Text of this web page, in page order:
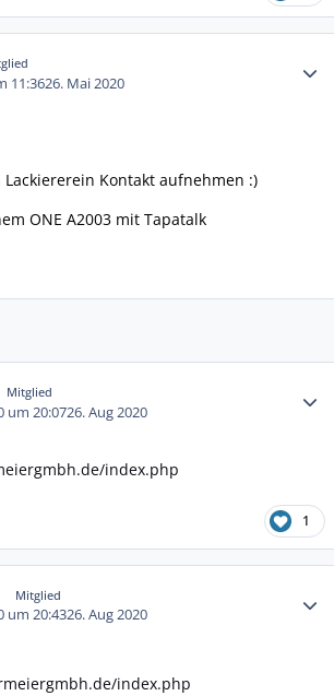
11:3626. Mai 2020
Kontakt aufnehmen :)
ONE A2003 mit Tapatalk
Mitglied
um 20:0726. Aug 2020
index.php
1
Mitglied
um 20:4326. Aug 2020
index.php